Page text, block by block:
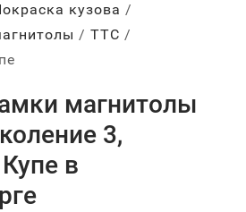
кузова
ТТС
магнитолы
3,
в